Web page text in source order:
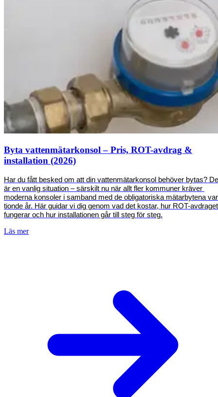
Byta vattenmätarkonsol – Pris, ROT-avdrag &
installation (2026)
Har du fått besked om att din vattenmätarkonsol behöver bytas?
är en vanlig situation – särskilt nu när allt fler kommuner kräver
moderna konsoler i samband med de obligatoriska mätarbytena
tionde år. Här guidar vi dig genom vad det kostar, hur ROT-avdraget
fungerar och hur installationen går till steg för steg.
Läs mer